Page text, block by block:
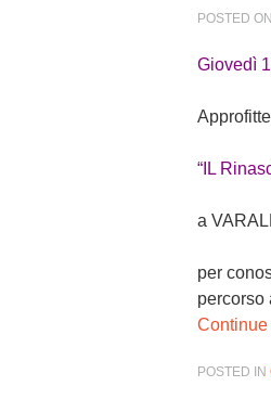
POSTED ON
Giovedì
“IL
a
per
percorso
Continue
POSTED IN